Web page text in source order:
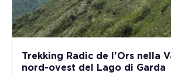
Trekking Radic de l'Ors nella
nord-ovest del Lago di Garda